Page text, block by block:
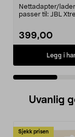
Nettadapter/
passer til: JBL
399,00
Legg i
Uvanlig
Sjekk prisen